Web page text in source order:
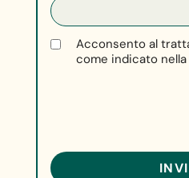
Acconsento al
come indicato nella